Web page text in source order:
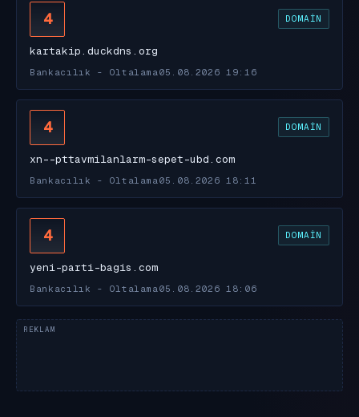
4 DOMAIN
kartakip.duckdns.org
Bankacılık - Oltalama 05.08.2026 19:16
4 DOMAIN
xn--pttavmilanlarm-sepet-ubd.com
Bankacılık - Oltalama 05.08.2026 18:11
4 DOMAIN
yeni-parti-bagis.com
Bankacılık - Oltalama 05.08.2026 18:06